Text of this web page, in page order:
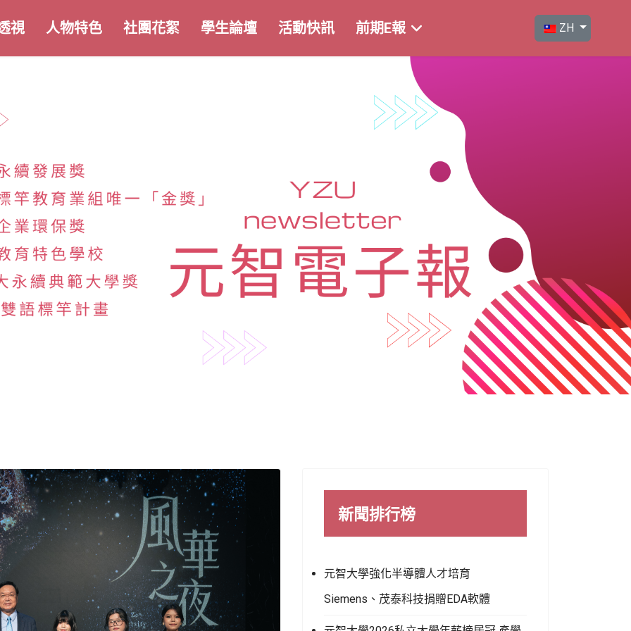
視 人物特色 社團花絮 學生論壇 活動快訊 前期E報 選擇你的語言
ZH
新聞排行榜
元智大學強化半導體人才培育
Siemens、茂泰科技捐贈EDA軟體